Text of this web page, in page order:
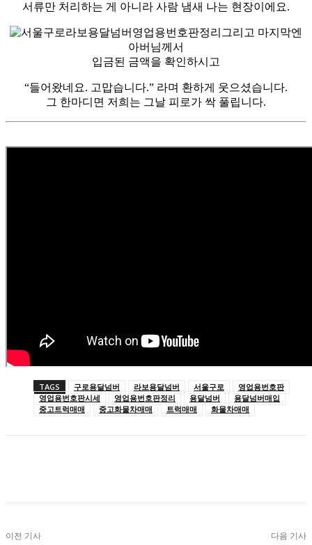
서류만 처리하는 게 아니라 사람 냄새 나는 현장이에요.
그리고 마지막엔
아버님께서
입금된 금액을 확인하시고
“들어왔네요. 고맙습니다.” 라며 환하게 웃으셨습니다.
그 한마디면 저희는 그날 피로가 싹 풀립니다.
TAGS 구로용달넘버 라보용달넘버 서울구로
영업용번호판
영업용번호판시세
영업용번호판정리 용달넘버
용달넘버매입
중고트럭매매
중고화물차매매 트럭매매 화물차매매
이전 기사 다음 기사